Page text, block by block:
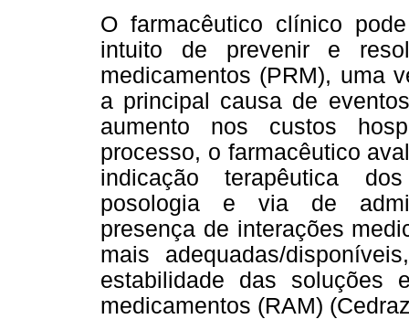
O farmacêutico clínico
intuito de prevenir e
medicamentos (PRM), uma
a principal causa de
aumento nos custos
processo, o farmacêutico
indicação terapêutica
posologia e via de
presença de interações
mais adequadas/
estabilidade das soluções
medicamentos (RAM)